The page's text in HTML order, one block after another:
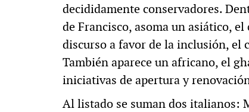
decididamente conservadores.
de Francisco, asoma un asiático,
discurso a favor de la inclusión, el
También aparece un africano, el
iniciativas de apertura y
Al listado se suman dos italianos: